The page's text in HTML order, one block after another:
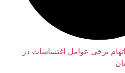
عوامل اغتشاشات در